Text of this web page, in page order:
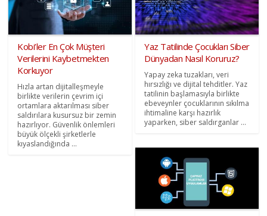
Kobi’ler En Çok Müşteri
Verilerini Kaybetmekten
Korkuyor
Hızla artan dijitalleşmeyle
birlikte verilerin çevrim içi
ortamlara aktarılması siber
saldırılara kusursuz bir zemin
hazırlıyor. Güvenlik önlemleri
büyük ölçekli şirketlerle
kıyaslandığında ...
Yaz Tatilinde Çocukları Siber
Dünyadan Nasıl Koruruz?
Yapay zeka tuzakları, veri
hırsızlığı ve dijital tehditler. Yaz
tatilinin başlamasıyla birlikte
ebeveynler çocuklarının sıkılma
ihtimaline karşı hazırlık
yaparken, siber saldırganlar ...